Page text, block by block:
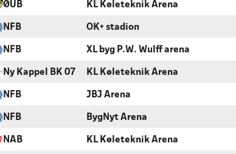
ØUB KL Køleteknik Arena
NFB OK+ stadion
NFB XL byg P.W. Wulff arena
Ny Kappel BK 07 KL Køleteknik Arena
NFB JBJ Arena
NFB BygNyt Arena
NAB KL Køleteknik Arena